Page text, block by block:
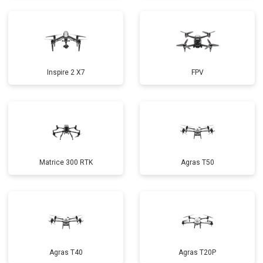
Inspire 2 X7 FPV
Matrice 300 RTK Agras T50
Agras T40 Agras T20P